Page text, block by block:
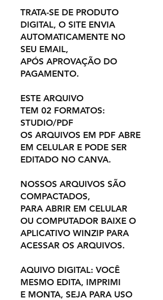
TRATA-SE DE PRODUTO
DIGITAL, O SITE ENVIA
AUTOMATICAMENTE NO
SEU EMAIL,
APÓS APROVAÇÃO DO
PAGAMENTO.
ESTE ARQUIVO
TEM 02 FORMATOS:
STUDIO/PDF
OS ARQUIVOS EM PDF ABRE
EM CELULAR E PODE SER
EDITADO NO CANVA.
NOSSOS ARQUIVOS SÃO
COMPACTADOS,
PARA ABRIR EM CELULAR
OU COMPUTADOR BAIXE O
APLICATIVO WINZIP PARA
ACESSAR OS ARQUIVOS.
AQUIVO DIGITAL: VOCÊ
MESMO EDITA, IMPRIMI
E MONTA, SEJA PARA USO